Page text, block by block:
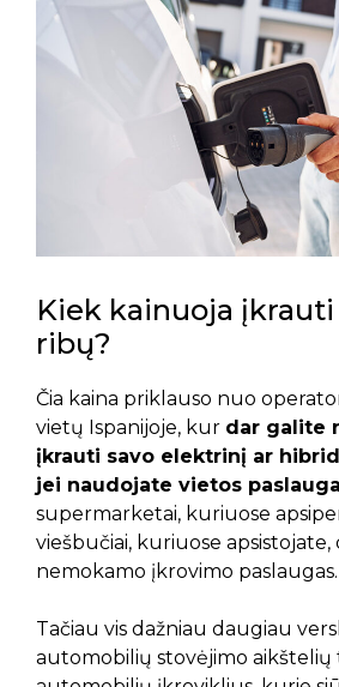
Kiek kainuoja
ribų?
Čia kaina priklauso nuo
vietų Ispanijoje, kur dar galite
įkrauti savo elektrinį ar
jei naudojate vietos
supermarketai, kuriuose
viešbučiai, kuriuose apsistojate,
nemokamo įkrovimo paslaugas.
Tačiau vis dažniau daugiau
automobilių stovėjimo